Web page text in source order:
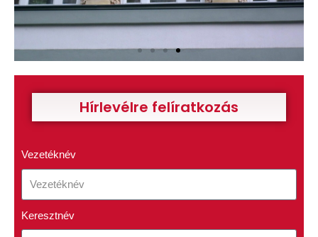
Hírlevélre felíratkozás
Vezetéknév
Keresztnév